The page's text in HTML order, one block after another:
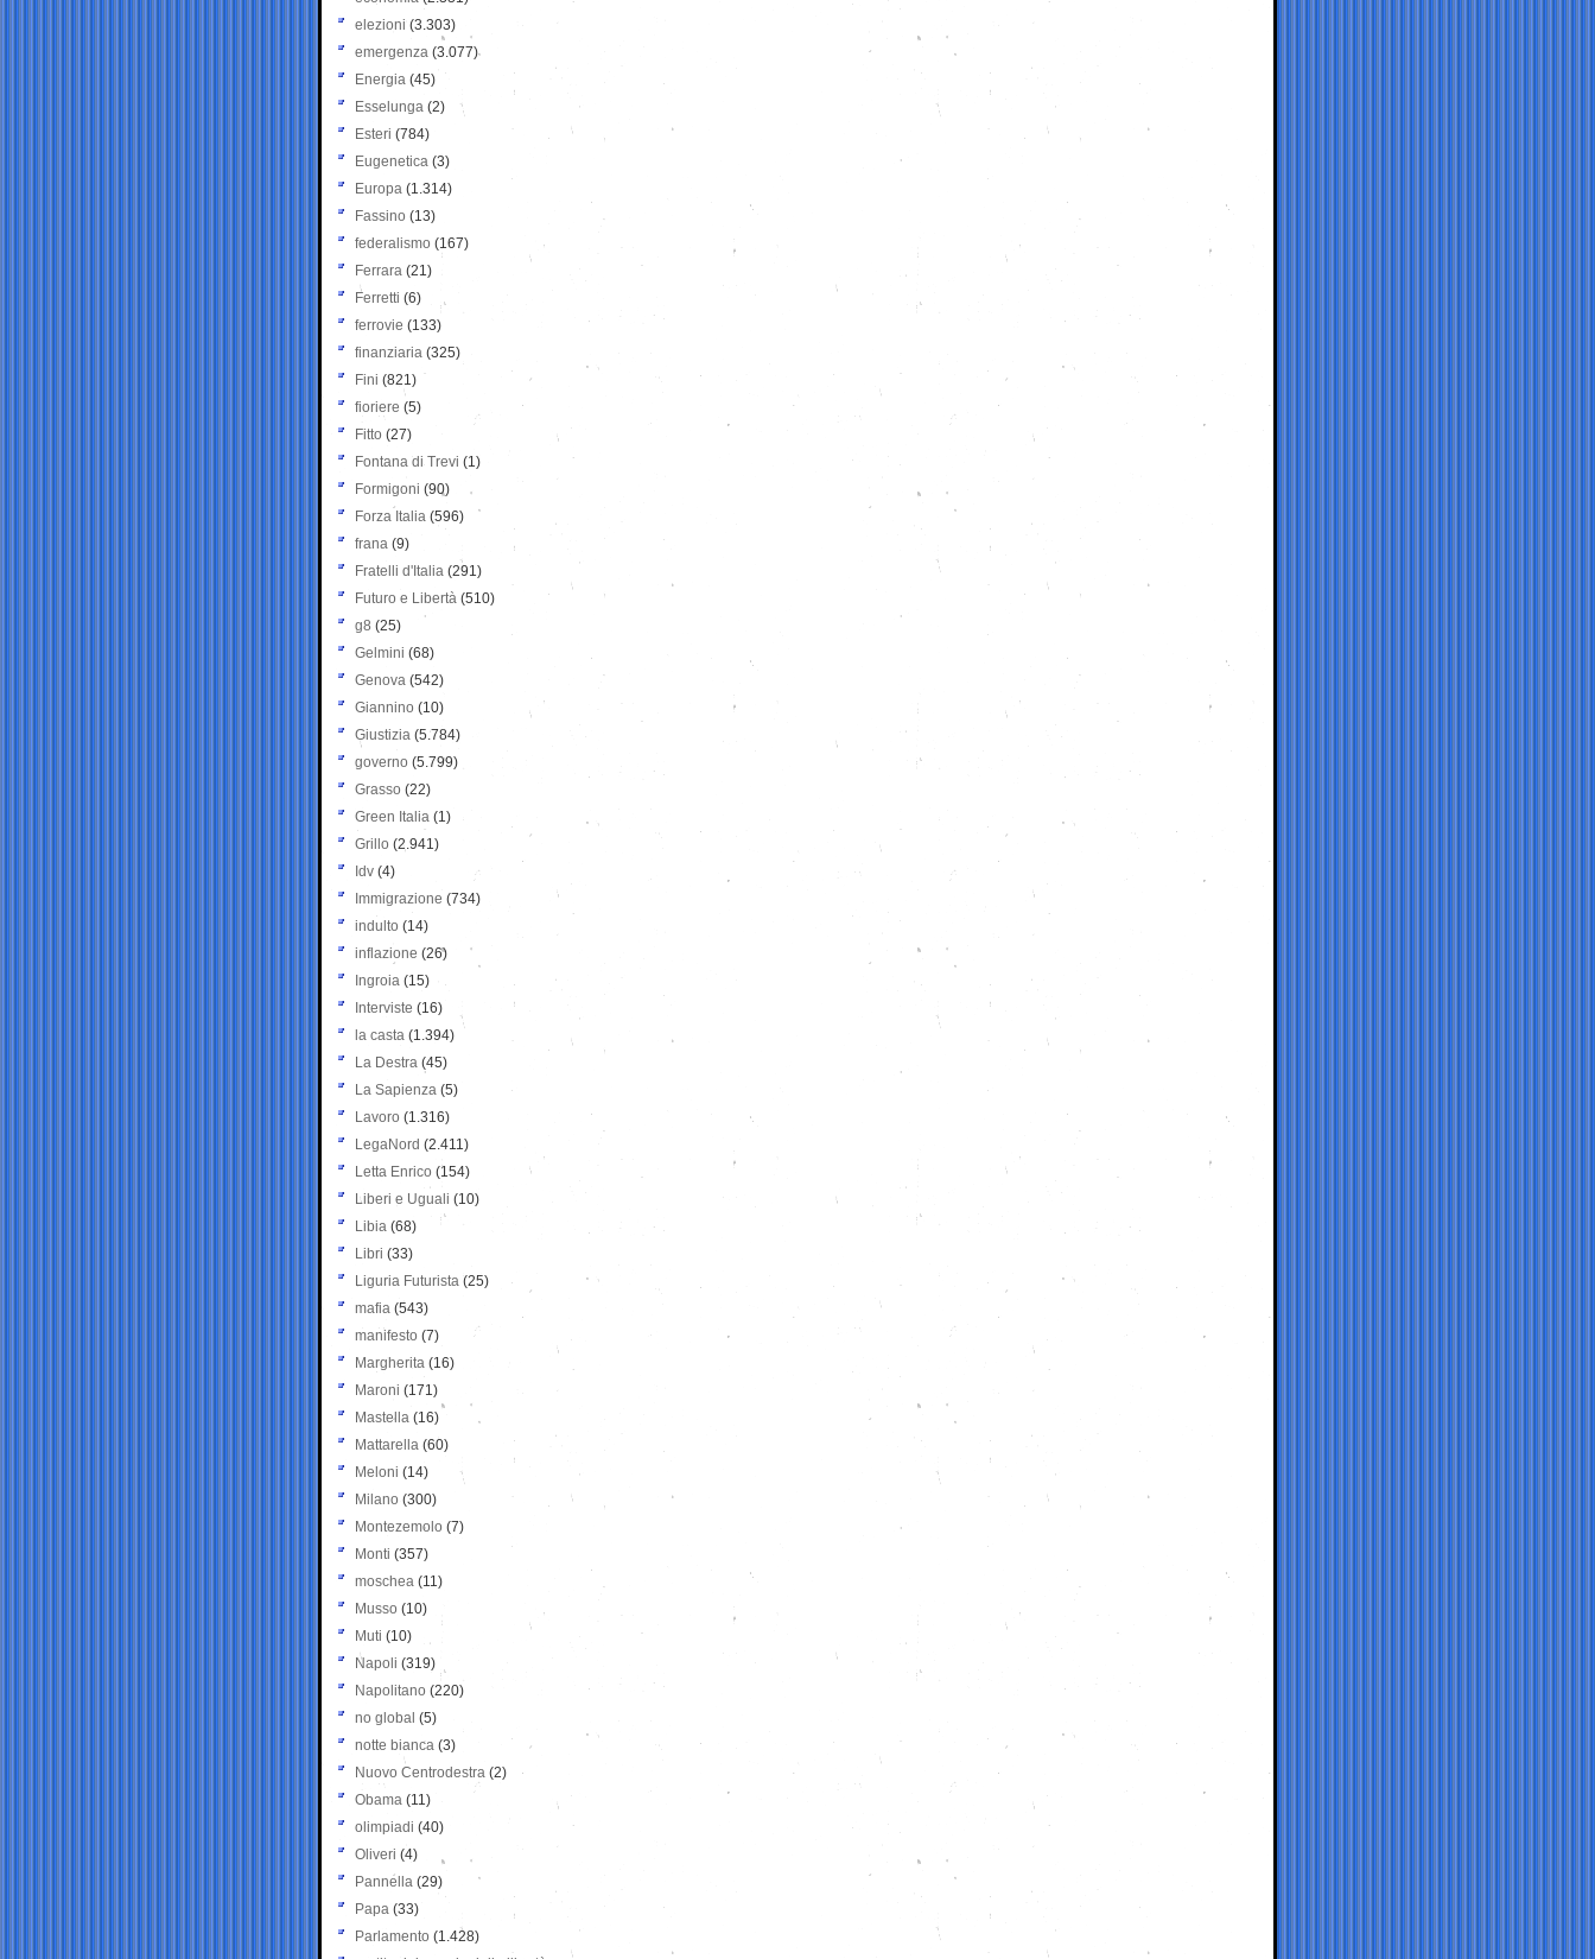
elezioni (3.303)
emergenza (3.077)
Energia (45)
Esselunga (2)
Esteri (784)
Eugenetica (3)
Europa (1.314)
Fassino (13)
federalismo (167)
Ferrara (21)
Ferretti (6)
ferrovie (133)
finanziaria (325)
Fini (821)
fioriere (5)
Fitto (27)
Fontana di Trevi (1)
Formigoni (90)
Forza Italia (596)
frana (9)
Fratelli d'Italia (291)
Futuro e Libertà (510)
g8 (25)
Gelmini (68)
Genova (542)
Giannino (10)
Giustizia (5.784)
governo (5.799)
Grasso (22)
Green Italia (1)
Grillo (2.941)
Idv (4)
Immigrazione (734)
indulto (14)
inflazione (26)
Ingroia (15)
Interviste (16)
la casta (1.394)
La Destra (45)
La Sapienza (5)
Lavoro (1.316)
LegaNord (2.411)
Letta Enrico (154)
Liberi e Uguali (10)
Libia (68)
Libri (33)
Liguria Futurista (25)
mafia (543)
manifesto (7)
Margherita (16)
Maroni (171)
Mastella (16)
Mattarella (60)
Meloni (14)
Milano (300)
Montezemolo (7)
Monti (357)
moschea (11)
Musso (10)
Muti (10)
Napoli (319)
Napolitano (220)
no global (5)
notte bianca (3)
Nuovo Centrodestra (2)
Obama (11)
olimpiadi (40)
Oliveri (4)
Pannella (29)
Papa (33)
Parlamento (1.428)